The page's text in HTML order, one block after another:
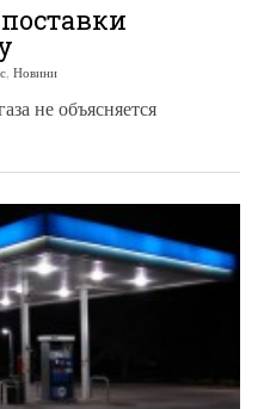
Новини
не объясняется